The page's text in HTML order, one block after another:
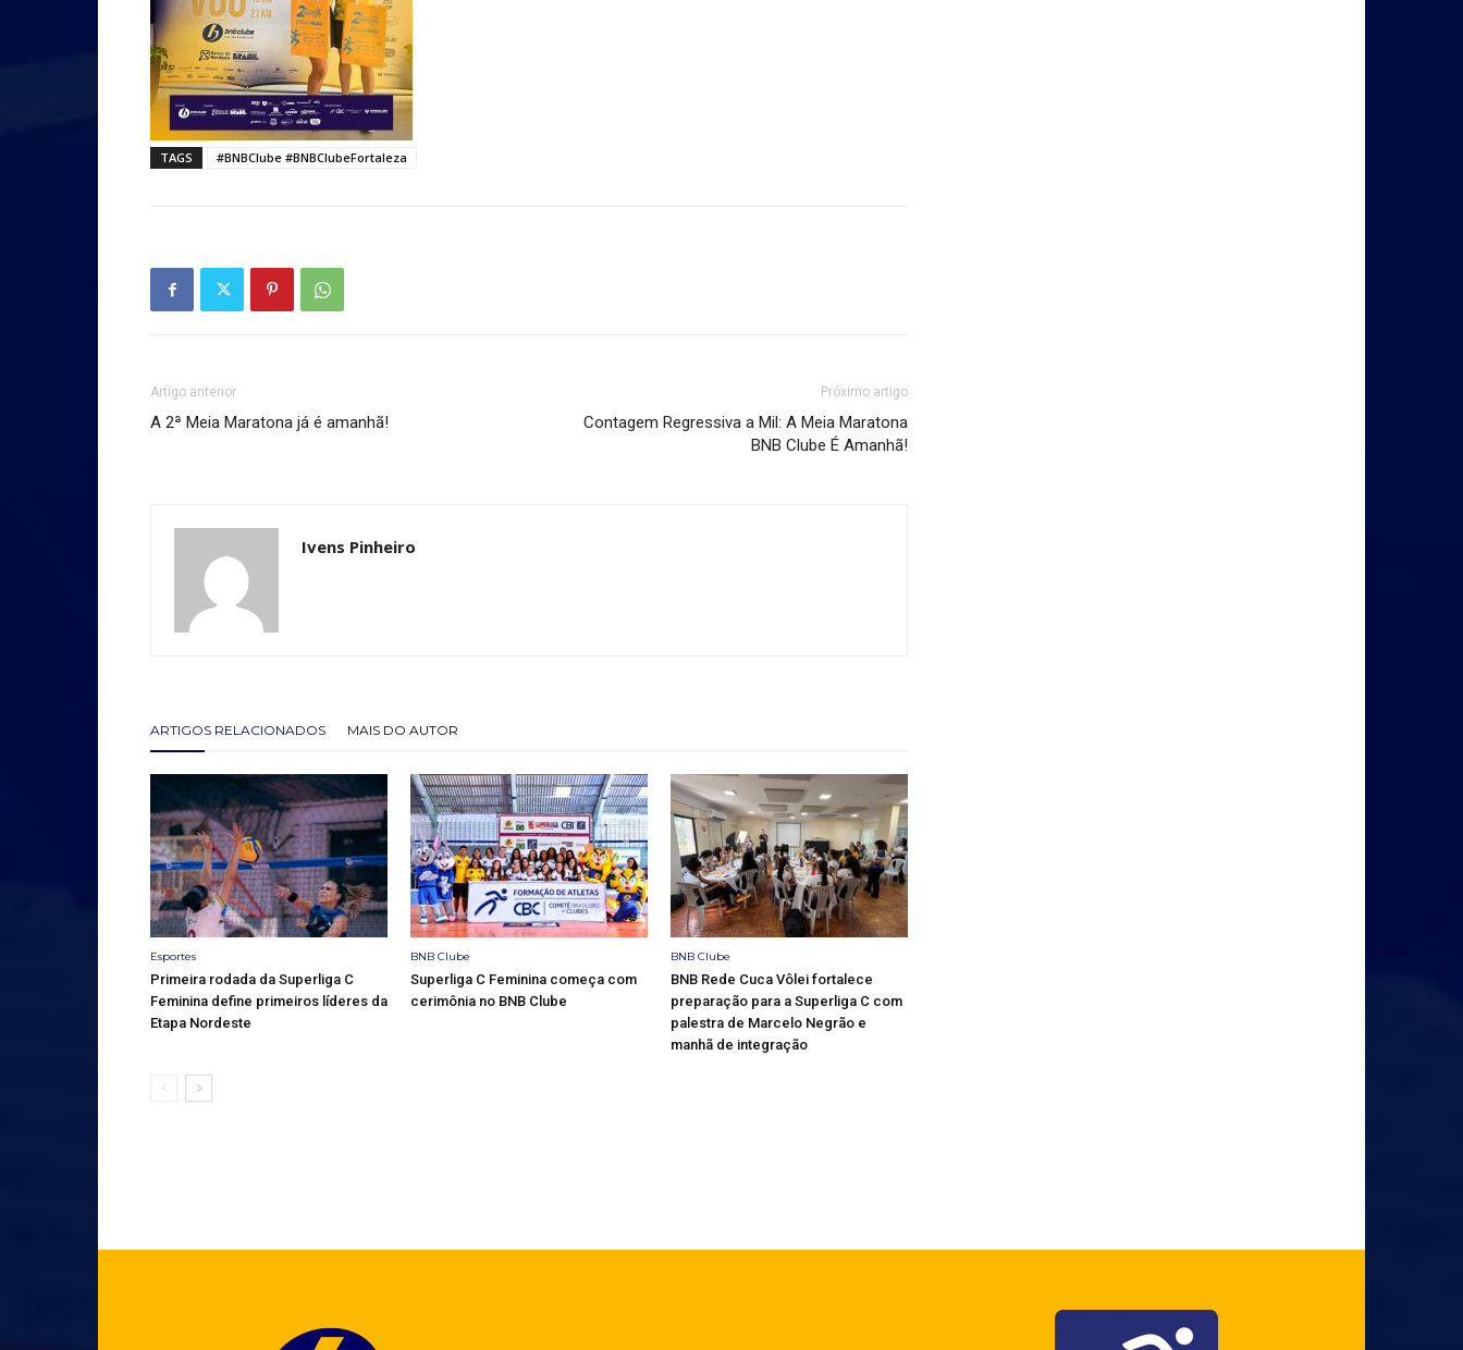
TAGS #BNBClube #BNBClubeFortaleza
Artigo anterior
A 2ª Meia Maratona já é amanhã!
Próximo artigo
Contagem Regressiva a Mil: A Meia Maratona
BNB Clube É Amanhã!
Ivens Pinheiro
ARTIGOS RELACIONADOS MAIS DO AUTOR
Esportes
Primeira rodada da Superliga C
Feminina define primeiros líderes da
Etapa Nordeste
BNB Clube
Superliga C Feminina começa com
cerimônia no BNB Clube
BNB Clube
BNB Rede Cuca Vôlei fortalece
preparação para a Superliga C com
palestra de Marcelo Negrão e
manhã de integração